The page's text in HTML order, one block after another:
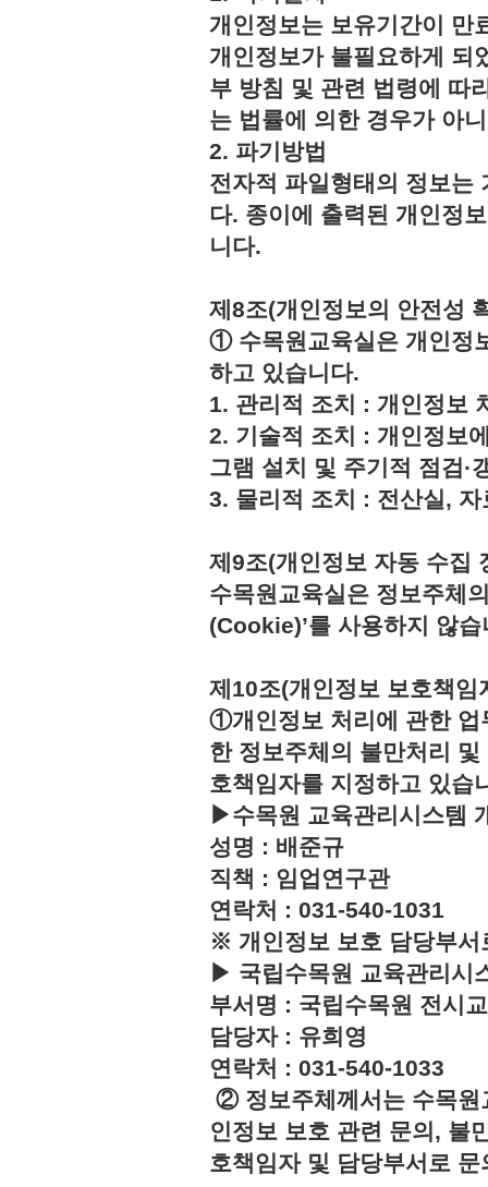
개인정보는 보유기간이 만
개인정보가 불필요하게 되
부 방침 및 관련 법령에 따
는 법률에 의한 경우가 아
2. 파기방법
전자적 파일형태의 정보는
다. 종이에 출력된 개인정
니다.
제8조(개인정보의 안전성
① 수목원교육실은 개인정
하고 있습니다.
1. 관리적 조치 : 개인정보
2. 기술적 조치 : 개인정보
그램 설치 및 주기적 점검·
3. 물리적 조치 : 전산실,
제9조(개인정보 자동 수집
수목원교육실은 정보주체
(Cookie)’를 사용하지 않습
제10조(개인정보 보호책임
①개인정보 처리에 관한 업
한 정보주체의 불만처리
호책임자를 지정하고 있습
▶수목원 교육관리시스템
성명 : 배준규
직책 : 임업연구관
연락처 : 031-540-1031
※ 개인정보 보호 담당부서
▶ 국립수목원 교육관리시
부서명 : 국립수목원 전시
담당자 : 유희영
연락처 : 031-540-1033
② 정보주체께서는 수목원
인정보 보호 관련 문의, 불
호책임자 및 담당부서로